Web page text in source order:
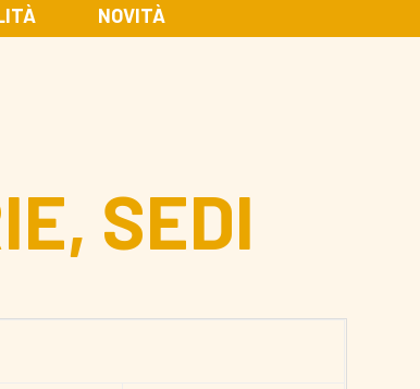
NOVITÀ
SEDI